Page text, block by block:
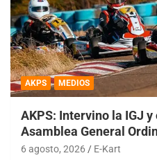
AKPS MEDIOS
AKPS: Intervino la IGJ
Asamblea General
6 agosto, 2026 E-Kart